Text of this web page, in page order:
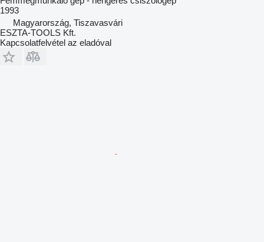
1993
Magyarország, Tiszavasvári
ESZTA-TOOLS Kft.
Kapcsolatfelvétel az eladóval